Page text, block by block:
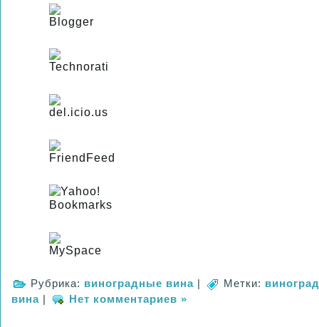
Рубрика: виноградные вина | Метки:
вина | Нет комментариев »